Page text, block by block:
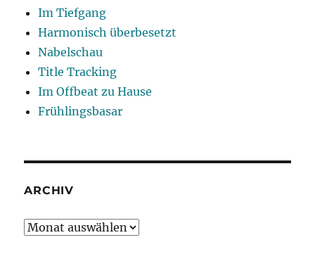
Im Tiefgang
Harmonisch überbesetzt
Nabelschau
Title Tracking
Im Offbeat zu Hause
Frühlingsbasar
ARCHIV
Archiv